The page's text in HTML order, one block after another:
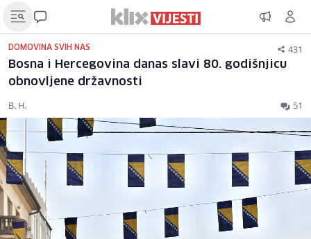
DOMOVINA SVIH NAS 431
Bosna i Hercegovina danas slavi 80. godišnjicu
obnovljene državnosti
B. H. 51